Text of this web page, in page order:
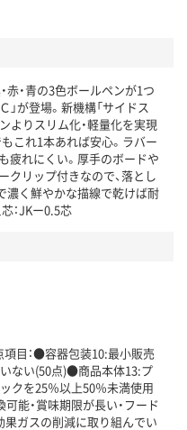
記商品詳細「
目
」で確認できます。
・赤・青の3色ボールペンが1つ
が登場。新機構「サイドス
よりスリム化・軽量化を実現
これ1本あれば安心。ラバー
疲れにくい。厚手のボードや
クリップ付きなので、落とし
濃く鮮やかな描線で乾けば耐
：JKー0.5芯
目：●容器包装10:最小販売
ない(50点)●商品本体13:プ
クを25％以上50％未満使用
能・賞味期限が長い・フード
ガスの削減に取り組んでい